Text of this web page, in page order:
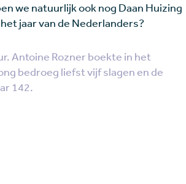
we natuurlijk ook nog Daan Huizing
jaar van de Nederlanders?
Antoine Rozner boekte in het
bedroeg liefst vijf slagen en de
142.